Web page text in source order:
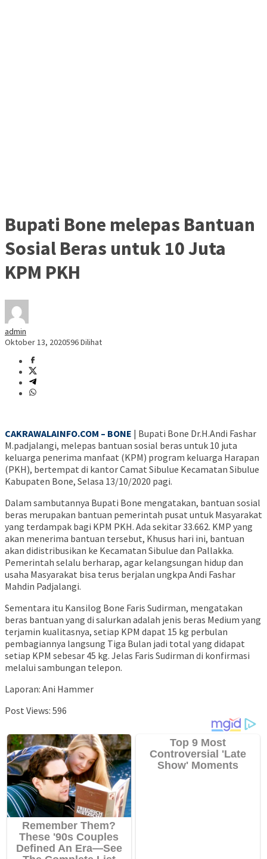
Bupati Bone melepas Bantuan
Sosial Beras untuk 10 Juta
KPM PKH
admin
Oktober 13, 2020596 Dilihat
CAKRAWALAINFO.COM – BONE | Bupati Bone Dr.H.Andi Fashar
M.padjalangi, melepas bantuan sosial beras untuk 10 juta
keluarga penerima manfaat (KPM) program keluarga Harapan
(PKH), bertempat di kantor Camat Sibulue Kecamatan Sibulue
Kabupaten Bone, Selasa 13/10/2020 pagi.
Dalam sambutannya Bupati Bone mengatakan, bantuan sosial
beras merupakan bantuan pemerintah pusat untuk Masyarakat
yang terdampak bagi KPM PKH. Ada sekitar 33.662. KMP yang
akan menerima bantuan tersebut, Khusus hari ini, bantuan
akan didistribusikan ke Kecamatan Sibulue dan Pallakka.
Pemerintah selalu berharap, agar kelangsungan hidup dan
usaha Masyarakat bisa terus berjalan ungkpa Andi Fashar
Mahdin Padjalangi.
Sementara itu Kansilog Bone Faris Sudirman, mengatakan
beras bantuan yang di salurkan adalah jenis beras Medium yang
terjamin kualitasnya, setiap KPM dapat 15 kg perbulan
pembagiannya langsung Tiga Bulan jadi total yang didapat
setiap KPM sebesar 45 kg. Jelas Faris Sudirman di konfirmasi
melalui sambungan telepon.
Laporan: Ani Hammer
Post Views: 596